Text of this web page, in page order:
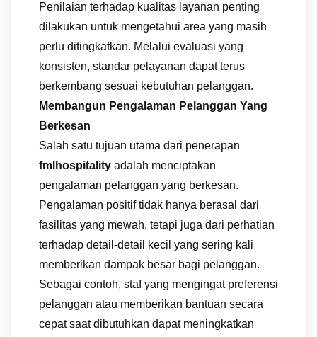
Penilaian terhadap kualitas layanan penting
dilakukan untuk mengetahui area yang masih
perlu ditingkatkan. Melalui evaluasi yang
konsisten, standar pelayanan dapat terus
berkembang sesuai kebutuhan pelanggan.
Membangun Pengalaman Pelanggan Yang
Berkesan
Salah satu tujuan utama dari penerapan
fmlhospitality adalah menciptakan
pengalaman pelanggan yang berkesan.
Pengalaman positif tidak hanya berasal dari
fasilitas yang mewah, tetapi juga dari perhatian
terhadap detail-detail kecil yang sering kali
memberikan dampak besar bagi pelanggan.
Sebagai contoh, staf yang mengingat preferensi
pelanggan atau memberikan bantuan secara
cepat saat dibutuhkan dapat meningkatkan